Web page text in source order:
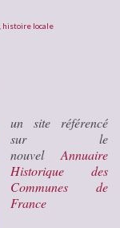
histoire locale
un site référencé
sur le
nouvel Annuaire
Historique des
Communes de
France